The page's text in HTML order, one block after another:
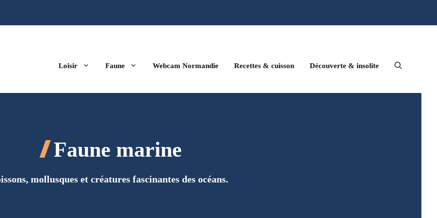
Loisir Faune Webcam Normandie Recettes & cuisson Découverte & insolite
Faune marine
mollusques et créatures fascinantes des océans.